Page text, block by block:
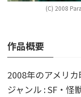
(C) 2008
作品概要
2008年のアメリカ
ジャンル : SF・怪